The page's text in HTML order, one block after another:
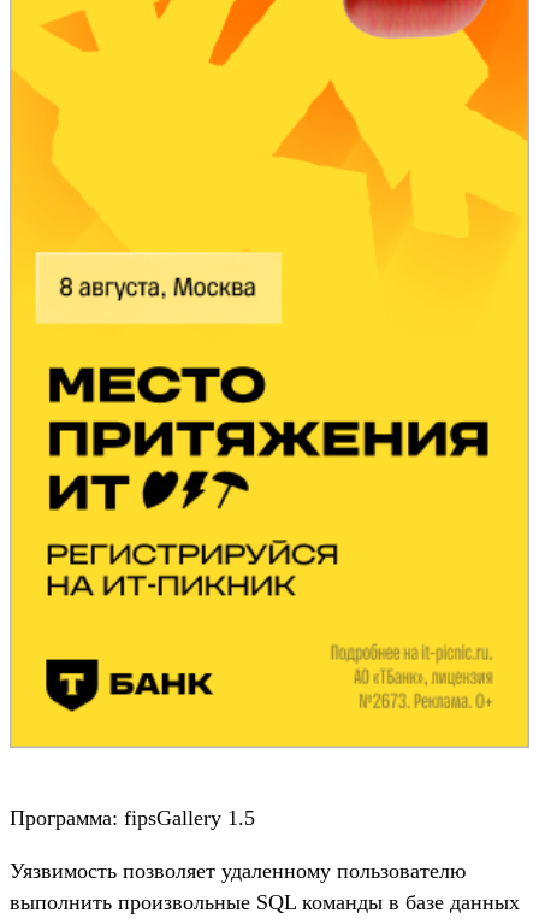
Программа: fipsGallery 1.5
Уязвимость позволяет удаленному пользователю
выполнить произвольные SQL команды в базе данных